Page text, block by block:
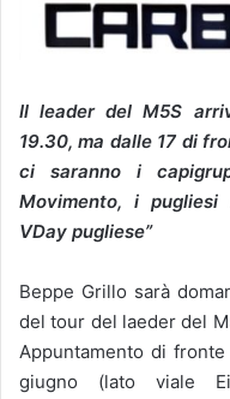
Il leader del M5S
19.30, ma dalle 17 di
ci saranno i
Movimento, i pugliesi
VDay pugliese”
Beppe Grillo sarà
del tour del laeder del
Appuntamento di
giugno (lato viale